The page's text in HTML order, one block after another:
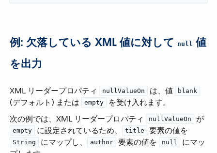
例: 欠落している XML 値に対して ​ null ​ 値
を出力
XML リーダープロパティ ​ nullValueOn ​ は、値 ​ blank
(デフォルト) または ​
empty
​ を受け入れます。
次の例では、XML リーダープロパティ ​
nullValueOn ​ が ​
empty ​ に設定されているため、​ title ​ 要素の値を ​
String ​ にマップし、​ author ​ 要素の値を ​ null
​ にマッ